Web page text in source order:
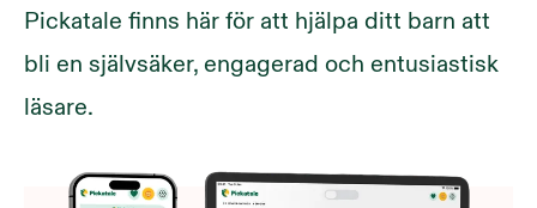
Pickatale finns här för att hjälpa ditt barn att
bli en självsäker, engagerad och entusiastisk
läsare.